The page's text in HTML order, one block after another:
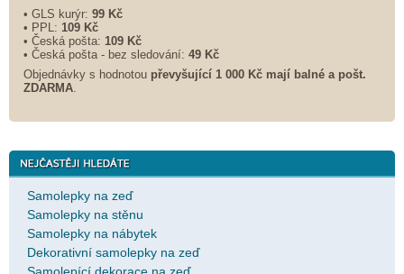
• GLS kurýr: 99 Kč
• PPL: 109 Kč
• Česká pošta: 109 Kč
• Česká pošta - bez sledování: 49 Kč
Objednávky s hodnotou převyšující 1 000 Kč mají balné a pošt.
ZDARMA.
Samolepky na zeď
Samolepky na stěnu
Samolepky na nábytek
Dekorativní samolepky na zeď